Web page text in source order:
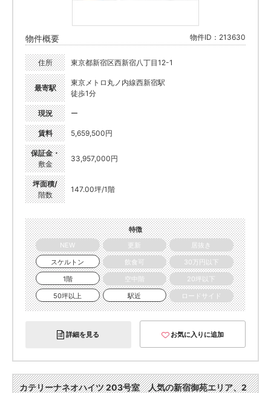
物件概要 物件ID：213630
住所 東京都新宿区西新宿八丁目12-1
最寄駅
東京メトロ丸ノ内線西新宿駅
徒歩1分
現況 ー
賃料 5,659,500円
保証金・
敷金
33,957,000円
坪面積/
階数
147.00坪/1階
特徴
NEW
更新
居抜き
スケルトン
飲食可
30万円以下
1階
空中階
20坪以下
50坪以上
駅近 ロードサイド
詳細を見る お気に入りに追加
カテリーナネオハイツ 203号室 人気の新宿御苑エリア、2